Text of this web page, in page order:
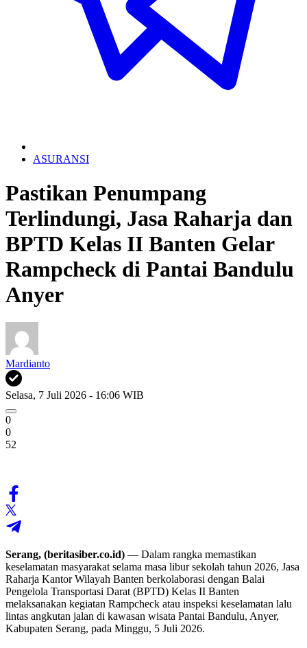
ASURANSI
Pastikan Penumpang
Terlindungi, Jasa Raharja dan
BPTD Kelas II Banten Gelar
Rampcheck di Pantai Bandulu
Anyer
Mardianto
Selasa, 7 Juli 2026 - 16:06 WIB
0
0
52
Serang, (beritasiber.co.id) — Dalam rangka memastikan
keselamatan masyarakat selama masa libur sekolah tahun 2026, Jasa
Raharja Kantor Wilayah Banten berkolaborasi dengan Balai
Pengelola Transportasi Darat (BPTD) Kelas II Banten
melaksanakan kegiatan Rampcheck atau inspeksi keselamatan lalu
lintas angkutan jalan di kawasan wisata Pantai Bandulu, Anyer,
Kabupaten Serang, pada Minggu, 5 Juli 2026.